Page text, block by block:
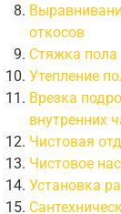
откосов
Стяжка пола
Утепление
Врезка
внутренних
Чистовая
Чистовое
Установка